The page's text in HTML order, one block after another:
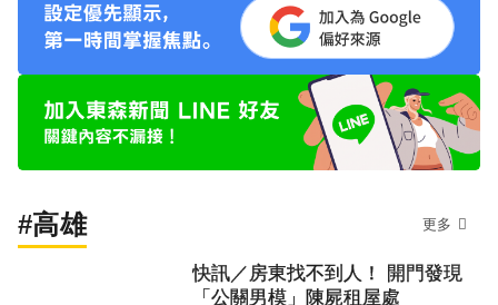
#高雄 更多
快訊／房東找不到人！ 開門發現
「公關男模」陳屍租屋處